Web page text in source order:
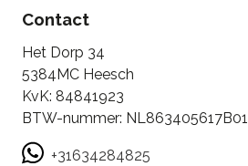
Contact
Het Dorp 34
5384MC Heesch
KvK: 84841923
BTW-nummer: NL863405617B01
+31634284825